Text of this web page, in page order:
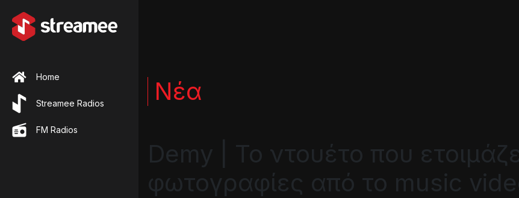
Home
Streamee Radios
FM Radios
Νέα
Demy | Το ντουέτο που
φωτογραφίες από το music